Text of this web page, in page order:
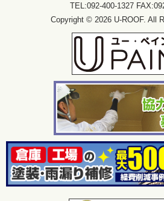
TEL:092-400-1327
Copyright © 2026 U-ROOF. All